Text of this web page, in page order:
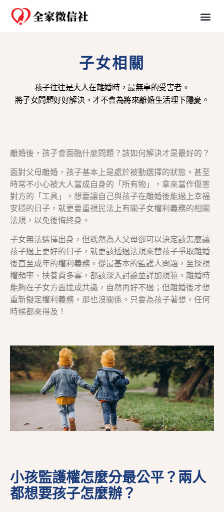
子女相關
孩子往往是大人在離婚時，最無辜的受害者。
將子女問題好好解決，才不會為將來離婚生活埋下隱憂。
離婚後，孩子會面臨什麼問題？該如何解決才是最好的？
面對父母離婚，孩子基本上是處於被動選擇的狀態。甚至
時常不小心被大人當成自身的「所有物」，拿來當作傷害
對方的「工具」。想要讓自己與孩子在離婚後能過上幸福
安穩的日子，就更要重視民法上有關子女權利義務的相關
法規，以免後悔終身。
子女無法選擇出身，但既然為人父母卻可以決定該怎麼讓
孩子過上更好的日子，就更該透過法規來替孩子爭取離婚
後直至成年的權利義務。從最基本的監護人問題，至探視
權頻率、扶養費多寡，都該深入討論並詳加規範。離婚時
能夠在子女方面達成共識，自然再好不過；但離婚後才想
重新擬定權利義務，那也沒關係。只要為孩子著想，任何
時候都來得及！
小孩監護權怎麼分最公平？兩人
都想要孩子怎麼辦？